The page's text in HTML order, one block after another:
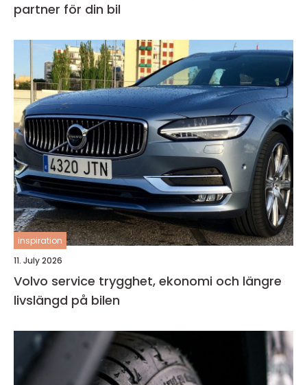
partner för din bil
inspiration
11. July 2026
Volvo service trygghet, ekonomi och längre
livslängd på bilen